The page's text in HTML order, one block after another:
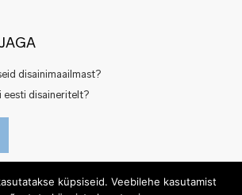
disainimaailmast?
eesti disaineritelt?
küpsiseid. Veebilehe kasutamist